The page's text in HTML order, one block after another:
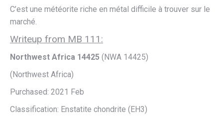
C’est une météorite riche en métal difficile à trouver sur le
marché.
Writeup from MB 111:
Northwest Africa 14425 (NWA 14425)
(Northwest Africa)
Purchased: 2021 Feb
Classification: Enstatite chondrite (EH3)